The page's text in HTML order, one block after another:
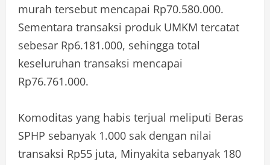
murah tersebut mencapai Rp70.580.000.
Sementara transaksi produk UMKM tercatat
sebesar Rp6.181.000, sehingga total
keseluruhan transaksi mencapai
Rp76.761.000.
Komoditas yang habis terjual meliputi Beras
SPHP sebanyak 1.000 sak dengan nilai
transaksi Rp55 juta, Minyakita sebanyak 180